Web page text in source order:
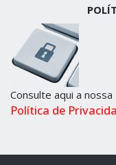
Consulte aqui a nossa
Política de